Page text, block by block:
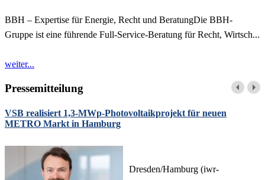
BBH – Expertise für Energie, Recht und BeratungDie BBH-
Gruppe ist eine führende Full-Service-Beratung für Recht, Wirtsch...
weiter...
Pressemitteilung
VSB realisiert 1,3-MWp-Photovoltaikprojekt für neuen
METRO Markt in Hamburg
Dresden/Hamburg (iwr-